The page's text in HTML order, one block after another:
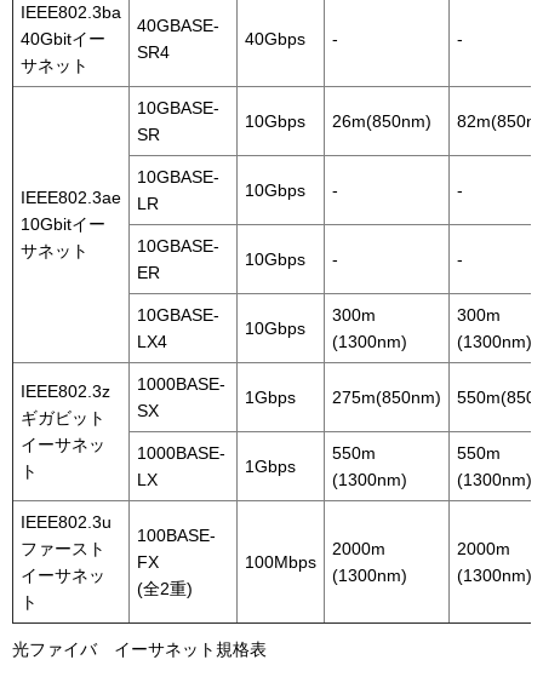
光ファイバ イーサネット規格表
IEEE802.3ba
40Gbitイー
サネット
40GBASE-
SR4
40Gbps - -
IEEE802.3ae
10Gbitイー
サネット
10GBASE-
SR
10Gbps 26m(850nm)
10GBASE-
LR
10Gbps - -
10GBASE-
ER
10Gbps - -
10GBASE-
LX4
10Gbps
300m
(1300nm)
300m
(1300nm)
IEEE802.3z
ギガビット
イーサネッ
ト
1000BASE-
SX
1Gbps 275m(850nm)
1000BASE-
LX
1Gbps
550m
(1300nm)
550m
(1300nm)
IEEE802.3u
ファースト
イーサネッ
ト
100BASE-
FX
(全2重)
100Mbps
2000m
(1300nm)
2000m
(1300nm)